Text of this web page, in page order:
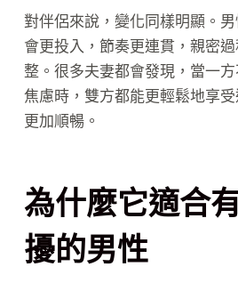
對伴侶來說，變化同樣明顯。
會更投入，節奏更連貫，親密
整。很多夫妻都會發現，當一
焦慮時，雙方都能更輕鬆地享
更加順暢。
為什麼它適合
擾的男性